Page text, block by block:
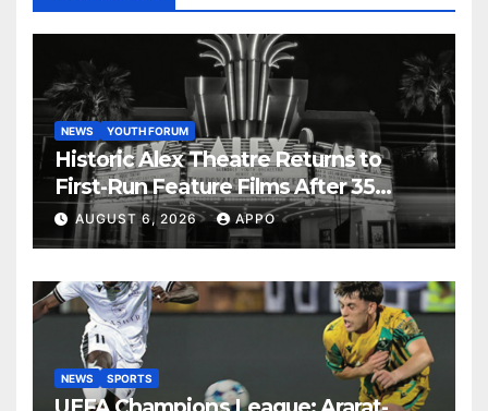
NEWS YOUTH FORUM
Historic Alex Theatre Returns to
First-Run Feature Films After 35
Years
AUGUST 6, 2026 APPO
NEWS SPORTS